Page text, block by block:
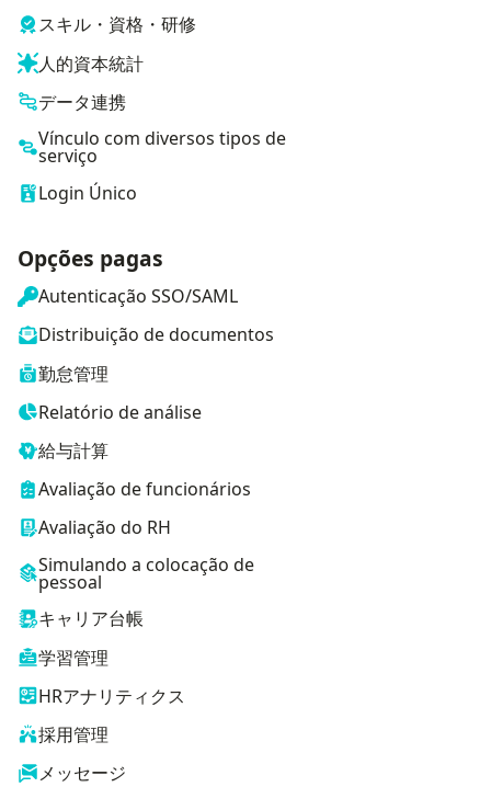
スキル・資格・研修
人的資本統計
データ連携
Vínculo com diversos tipos de
serviço
Login Único
Opções pagas
Autenticação SSO/SAML
Distribuição de documentos
勤怠管理
Relatório de análise
給与計算
Avaliação de funcionários
Avaliação do RH
Simulando a colocação de
pessoal
キャリア台帳
学習管理
HRアナリティクス
採用管理
メッセージ